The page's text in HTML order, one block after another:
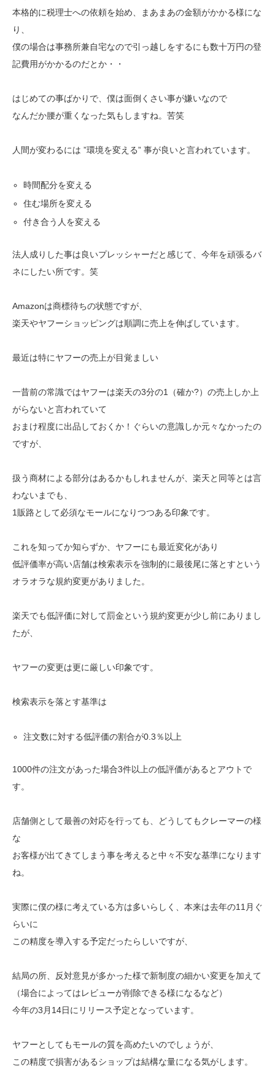
本格的に税理士への依頼を始め、まあまあの金額がかかる様にな
り、
僕の場合は事務所兼自宅なので引っ越しをするにも数十万円の登
記費用がかかるのだとか・・
はじめての事ばかりで、僕は面倒くさい事が嫌いなので
なんだか腰が重くなった気もしますね。苦笑
人間が変わるには ”環境を変える” 事が良いと言われています。
時間配分を変える
住む場所を変える
付き合う人を変える
法人成りした事は良いプレッシャーだと感じて、今年を頑張るバ
ネにしたい所です。笑
Amazonは商標待ちの状態ですが、
楽天やヤフーショッピングは順調に売上を伸ばしています。
最近は特にヤフーの売上が目覚ましい
一昔前の常識ではヤフーは楽天の3分の1（確か?）の売上しか上
がらないと言われていて
おまけ程度に出品しておくか！ぐらいの意識しか元々なかったの
ですが、
扱う商材による部分はあるかもしれませんが、楽天と同等とは言
わないまでも、
1販路として必須なモールになりつつある印象です。
これを知ってか知らずか、ヤフーにも最近変化があり
低評価率が高い店舗は検索表示を強制的に最後尾に落とすという
オラオラな規約変更がありました。
楽天でも低評価に対して罰金という規約変更が少し前にありまし
たが、
ヤフーの変更は更に厳しい印象です。
検索表示を落とす基準は
注文数に対する低評価の割合が0.3％以上
1000件の注文があった場合3件以上の低評価があるとアウトで
す。
店舗側として最善の対応を行っても、どうしてもクレーマーの様
な
お客様が出てきてしまう事を考えると中々不安な基準になります
ね。
実際に僕の様に考えている方は多いらしく、本来は去年の11月ぐ
らいに
この精度を導入する予定だったらしいですが、
結局の所、反対意見が多かった様で新制度の細かい変更を加えて
（場合によってはレビューが削除できる様になるなど）
今年の3月14日にリリース予定となっています。
ヤフーとしてもモールの質を高めたいのでしょうが、
この精度で損害があるショップは結構な量になる気がします。